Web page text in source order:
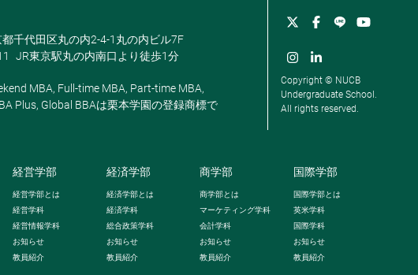
千代田区丸の内2-4-1丸の内ビル7F
JR東京駅丸の内南口より徒歩1分
MBA, Full-time MBA, Part-time MBA,
Plus, Global BBAは栗本学園の登録商標で
Copyright © NUCB
Undergraduate School.
All rights reserved.
経営学部
経営学部とは
経営学科
経営情報学科
お知らせ
教員紹介
経済学部
経済学部とは
経済学科
総合政策学科
お知らせ
教員紹介
商学部
商学部とは
マーケティング学科
会計学科
お知らせ
教員紹介
国際学部
国際学部とは
英米学科
国際学科
お知らせ
教員紹介